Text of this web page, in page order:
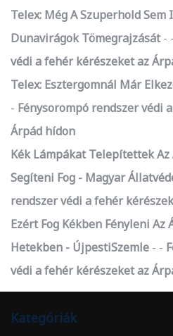
Telex: Még A Szuperhold
Dunavirágok Tömegrajzását
-
védi a fehér kérészeket az
Telex: Esztergomnál Már
- Fénysorompó rendszer védi
Árpád hídon
Kék Lámpákat Telepítettek Az
Segíteni Fog - Magyar
rendszer védi a fehér
Ezért Fog Kékben Fényleni Az
Hetekben - ÚjpestiSzemle
-
védi a fehér kérészeket az
Kategóriák